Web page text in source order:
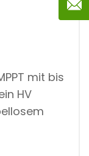
mit bis
HV